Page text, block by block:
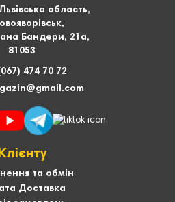
область,
Бандери, 21а,
81053
474 70 72
Клієнту
та обмін
Доставка